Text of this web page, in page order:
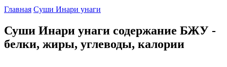
Главная Суши Инари унаги
Суши Инари унаги содержание БЖУ -
белки, жиры, углеводы, калории